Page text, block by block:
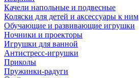
Качели напольные и подвесные
Коляски для детей и аксессуары к ним
Обучающие и развивающие игрушки
Ночники и проекторы
Игрушки для ванной
Антистресс-игрушки
Приколы
Пружинки-радуги